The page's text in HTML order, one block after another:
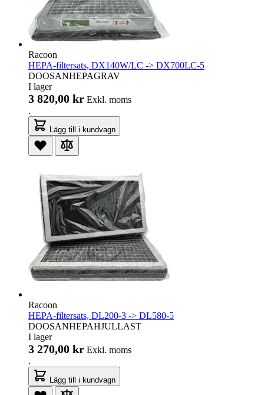
Racoon
HEPA-filtersats, DX140W/LC -> DX700LC-5
DOOSANHEPAGRAV
I lager
3 820,00 kr Exkl. moms
.
Lägg till i kundvagn
Racoon
HEPA-filtersats, DL200-3 -> DL580-5
DOOSANHEPAHJULLAST
I lager
3 270,00 kr Exkl. moms
.
Lägg till i kundvagn